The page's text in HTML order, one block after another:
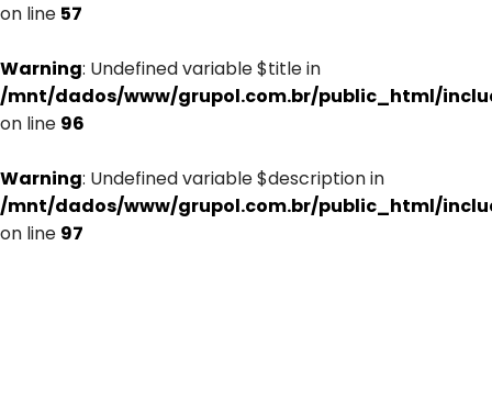
on line 57
Warning: Undefined variable $title in
/mnt/dados/www/grupol.com.br/public_html/
on line 96
Warning: Undefined variable $description in
/mnt/dados/www/grupol.com.br/public_html/
on line 97